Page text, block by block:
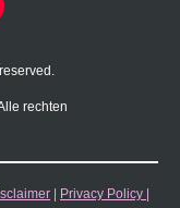
rechten
Privacy Policy